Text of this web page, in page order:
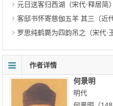
元日送客归西湖（宋代·释居简）
客邸书怀寄慈伽五羊 其三（近代
罗思纯鹤斃为四韵吊之（宋代·
作者详情
何景明
明代